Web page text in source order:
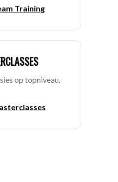
Training
op topniveau.